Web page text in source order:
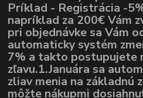
Príklad - Registrácia -
napríklad za 200€ Vám
pri objednávke sa Vám
automaticky systém
7% a takto postupujete
zľavu.1.Januára sa
zliav menia na základnú
môžte nákupmi